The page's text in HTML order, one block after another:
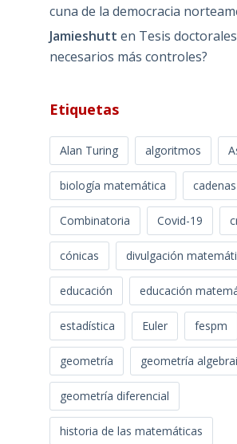
cuna de la democracia
Jamieshutt en Tesis
necesarios más controles?
Etiquetas
Alan Turing algoritmos
biología matemática
Combinatoria Covid-19
cónicas divulgación
educación educación
estadística Euler fespm
geometría geometría
geometría diferencial
historia de las matemáticas